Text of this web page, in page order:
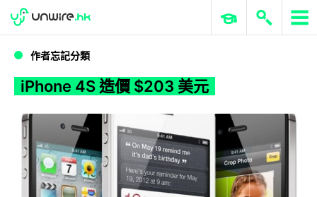
iPhone 4S 造價 $203 美元
WWDC 2026 ERP 與商業 AI
作者忘記分類
iPhone 4S 造價 $203 美元